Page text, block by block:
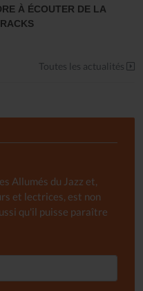
À ÉCOUTER DE LA
Toutes les actualités
Allumés du Jazz et,
et lectrices, est non
qu'il puisse paraître